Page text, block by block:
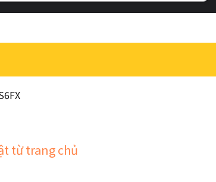
từ trang chủ